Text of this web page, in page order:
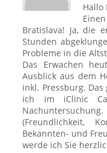
Hallo
Bratislava! Ja, die
Stunden
Probleme in die
Das Erwachen
Ausblick aus dem
inkl. Pressburg.
ich im iClinic
(Freundlichkeit,
Bekannten- und
werde ich Sie